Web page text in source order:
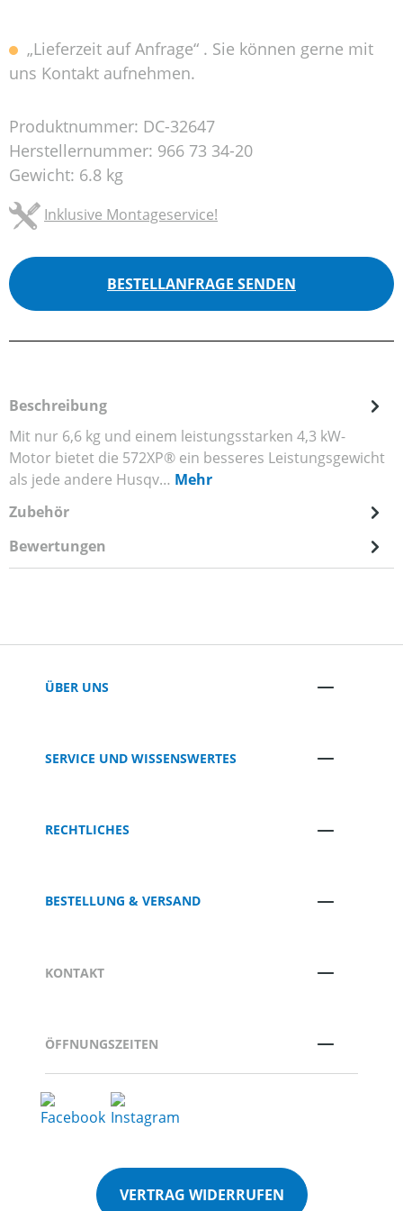
„Lieferzeit auf Anfrage“ . Sie können gerne mit
uns Kontakt aufnehmen.
Produktnummer: DC-32647
Herstellernummer: 966 73 34-20
Gewicht: 6.8 kg
Inklusive Montageservice!
BESTELLANFRAGE SENDEN
Beschreibung
Mit nur 6,6 kg und einem leistungsstarken 4,3 kW-
Motor bietet die 572XP® ein besseres Leistungsgewicht
als jede andere Husqv… Mehr
Zubehör
Bewertungen
ÜBER UNS
SERVICE UND WISSENSWERTES
RECHTLICHES
BESTELLUNG & VERSAND
KONTAKT
ÖFFNUNGSZEITEN
VERTRAG WIDERRUFEN